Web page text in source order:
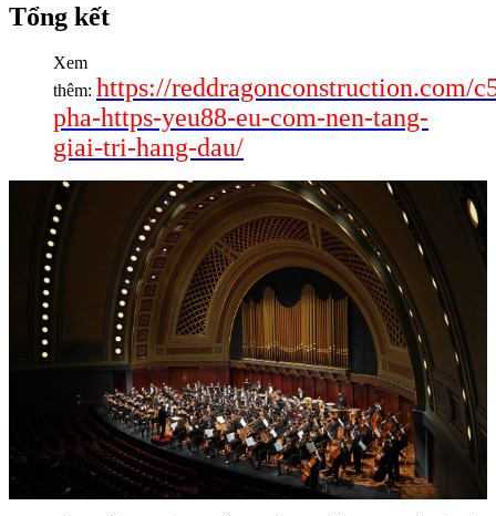
Tổng kết
Xem
thêm: https://reddragonconstruction.com/
pha-https-yeu88-eu-com-nen-tang-
giai-tri-hang-dau/